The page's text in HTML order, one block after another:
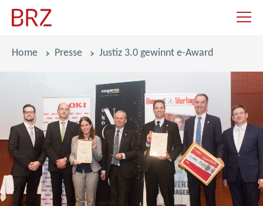
Pfadnavigation
Home Presse Justiz 3.0 gewinnt e-Award